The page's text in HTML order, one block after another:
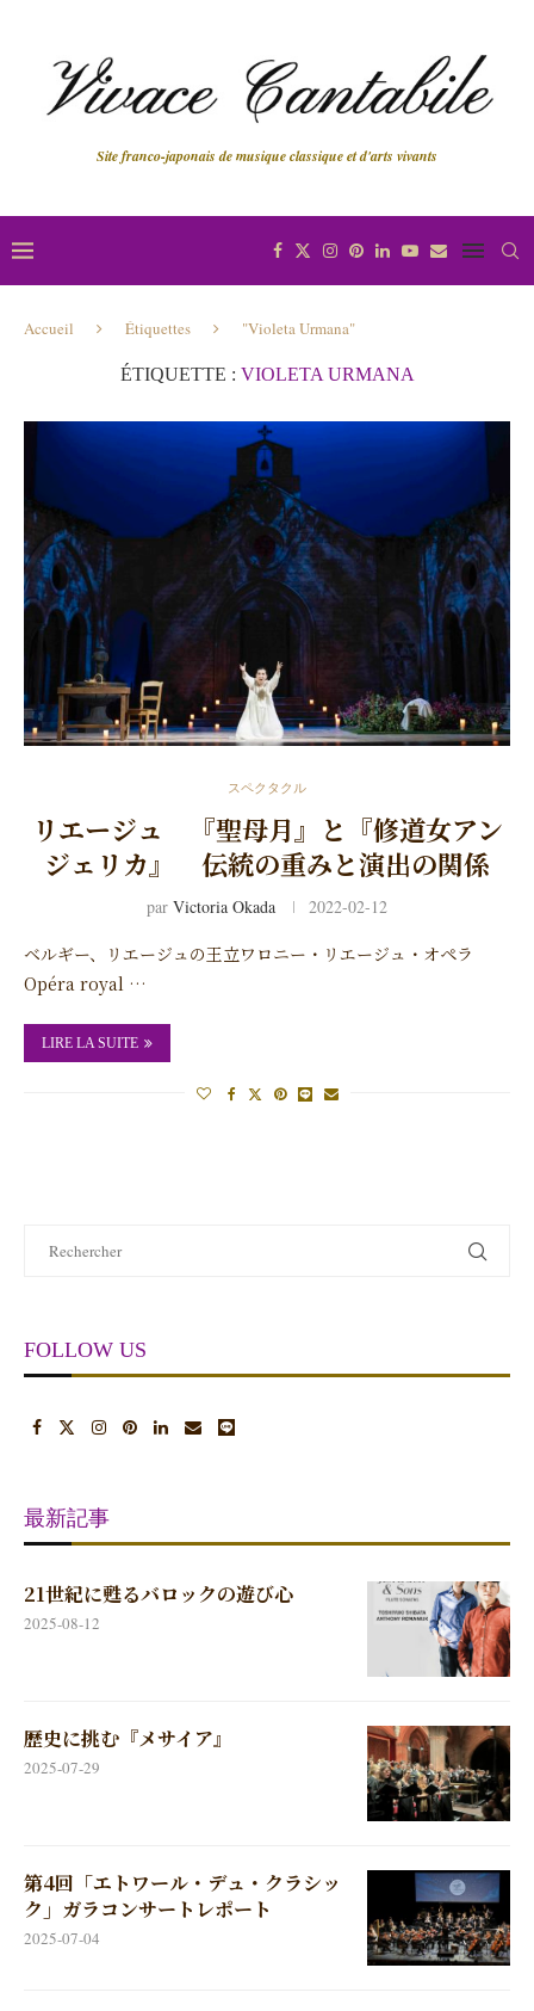
Site franco-japonais de musique classique et d'arts vivants
Accueil Étiquettes "Violeta Urmana"
ÉTIQUETTE : VIOLETA URMANA
スペクタクル
リエージュ 『聖母月』と『修道女アン
ジェリカ』 伝統の重みと演出の関係
par Victoria Okada 2022-02-12
ベルギー、リエージュの王立ワロニー・リエージュ・オペラ
Opéra royal …
LIRE LA SUITE
FOLLOW US
最新記事
21世紀に甦るバロックの遊び心
2025-08-12
歴史に挑む『メサイア』
2025-07-29
第4回「エトワール・デュ・クラシッ
ク」ガラコンサートレポート
2025-07-04